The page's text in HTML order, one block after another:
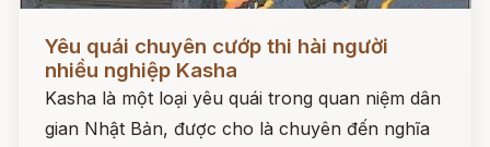
Yêu quái chuyên cướp thi hài người
nhiều nghiệp Kasha
Kasha là một loại yêu quái trong quan niệm dân
gian Nhật Bản, được cho là chuyên đến nghĩa